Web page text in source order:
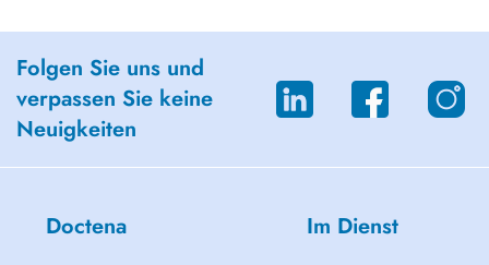
Folgen Sie uns und
verpassen Sie keine
Neuigkeiten
Doctena Im Dienst